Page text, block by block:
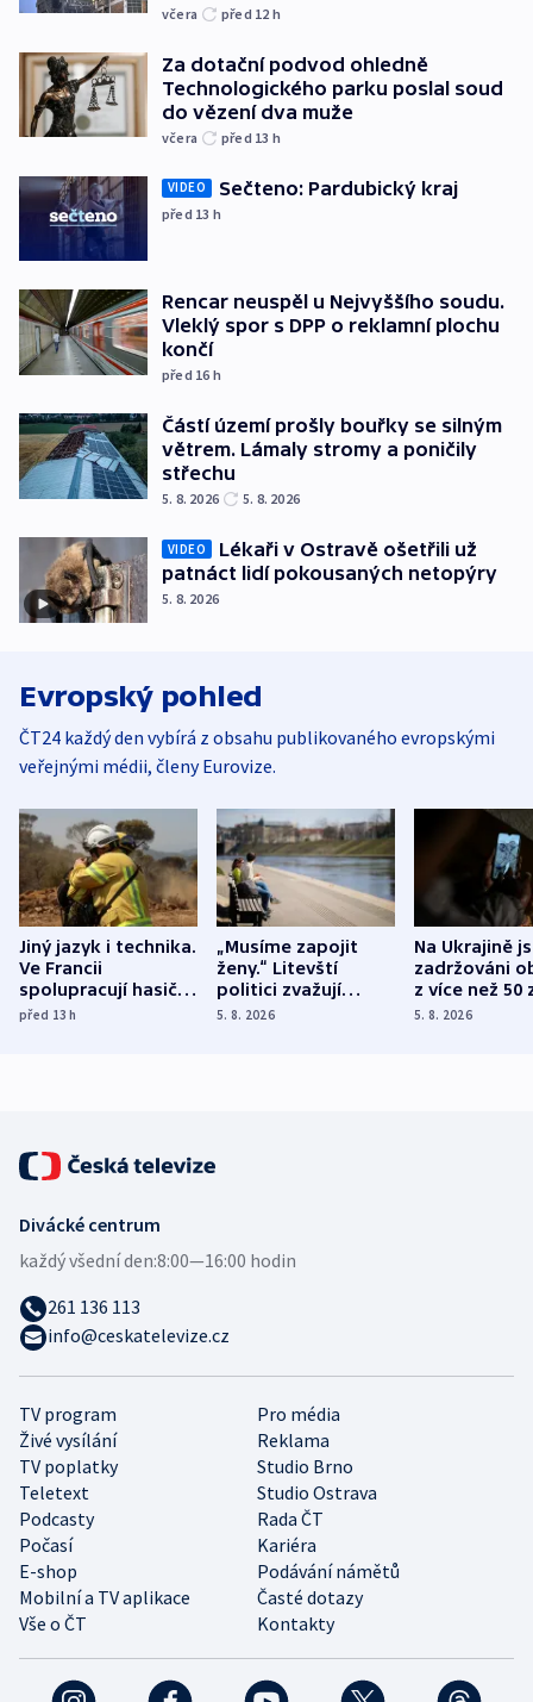
včera před 12 h
Za dotační podvod ohledně
Technologického parku poslal soud
do vězení dva muže
včera před 13 h
VIDEO Sečteno: Pardubický kraj
před 13 h
Rencar neuspěl u Nejvyššího soudu.
Vleklý spor s DPP o reklamní plochu
končí
před 16 h
Částí území prošly bouřky se silným
větrem. Lámaly stromy a poničily
střechu
5. 8. 2026 5. 8. 2026
VIDEO
Lékaři v Ostravě ošetřili už
patnáct lidí pokousaných netopýry
5. 8. 2026
Evropský pohled
ČT24 každý den vybírá z obsahu publikovaného evropskými
veřejnými médii, členy Eurovize.
Jiný jazyk i technika.
Ve Francii
spolupracují hasiči z
různých zemí
před 13h
„Musíme zapojit
ženy.“ Litevští
politici zvažují
dohodu o
5. 8. 2026
Na Ukrajině
zadržováni
z více než 50
Bojovali na
5. 8. 2026
TV program
Pro média
Živé vysílání
Reklama
TV poplatky
Studio Brno
Teletext
Studio Ostrava
Podcasty
Rada ČT
Počasí
Kariéra
E-shop
Podávání námětů
Mobilní a TV aplikace
Časté dotazy
Vše o ČT
Kontakty
Divácké centrum
každý všední den:8:00—16:00 hodin
261 136 113
info@ceskatelevize.cz